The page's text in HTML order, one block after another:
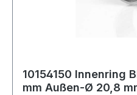
10154150 Innenring
mm Außen-Ø 20,8